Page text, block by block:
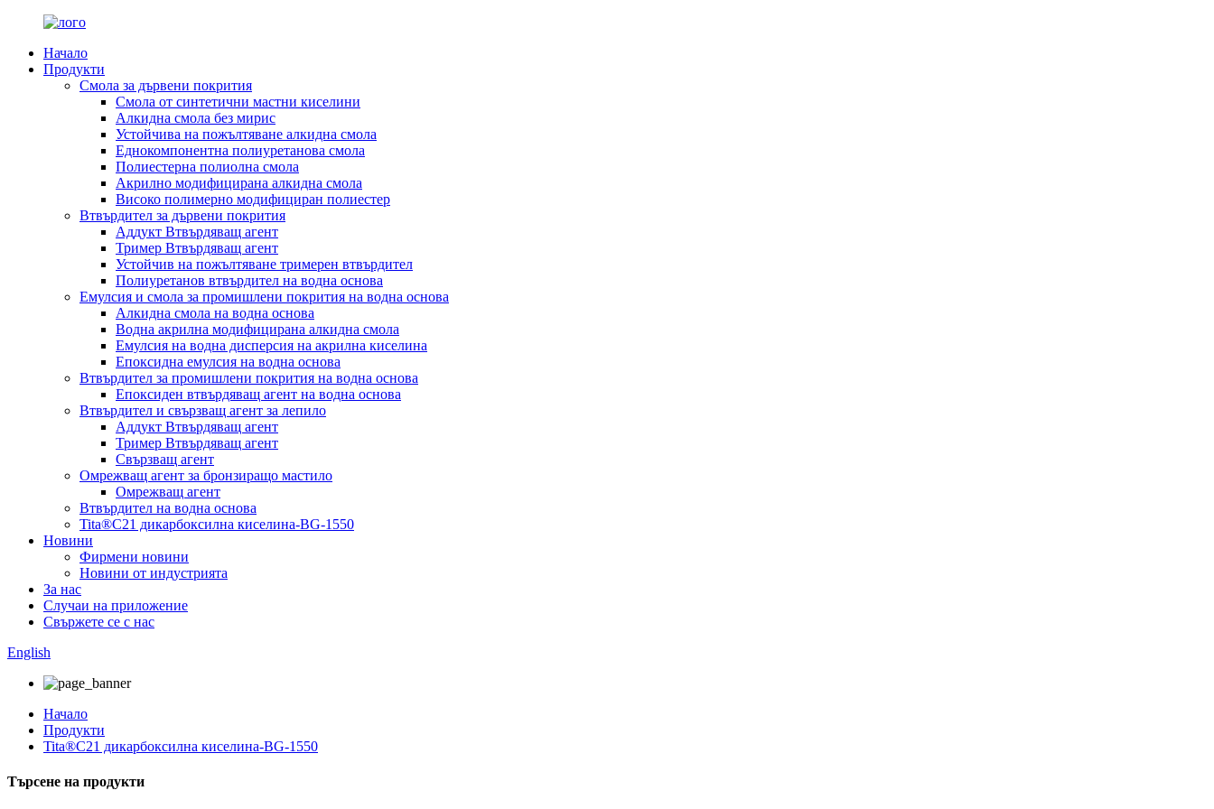
Начало
Продукти
Смола за дървени покрития
Смола от синтетични мастни киселини
Алкидна смола без мирис
Устойчива на пожълтяване алкидна смола
Еднокомпонентна полиуретанова смола
Полиестерна полиолна смола
Акрилно модифицирана алкидна смола
Високо полимерно модифициран полиестер
Втвърдител за дървени покрития
Аддукт Втвърдяващ агент
Тример Втвърдяващ агент
Устойчив на пожълтяване тримерен втвърдител
Полиуретанов втвърдител на водна основа
Емулсия и смола за промишлени покрития на водна основа
Алкидна смола на водна основа
Водна акрилна модифицирана алкидна смола
Емулсия на водна дисперсия на акрилна киселина
Епоксидна емулсия на водна основа
Втвърдител за промишлени покрития на водна основа
Епоксиден втвърдяващ агент на водна основа
Втвърдител и свързващ агент за лепило
Аддукт Втвърдяващ агент
Тример Втвърдяващ агент
Свързващ агент
Омрежващ агент за бронзиращо мастило
Омрежващ агент
Втвърдител на водна основа
Tita®C21 дикарбоксилна киселина-BG-1550
Новини
Фирмени новини
Новини от индустрията
За нас
Случаи на приложение
Свържете се с нас
English
Начало
Продукти
Tita®C21 дикарбоксилна киселина-BG-1550
Търсене на продукти